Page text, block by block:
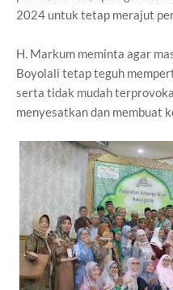
2024 untuk tetap merajut
H. Markum meminta agar
Boyolali tetap teguh
serta tidak mudah
menyesatkan dan membuat